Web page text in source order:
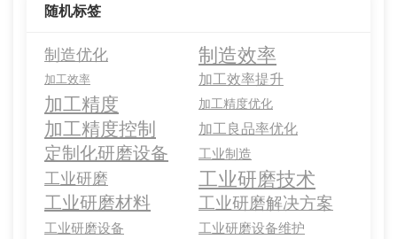
随机标签
制造优化 制造效率
加工效率 加工效率提升
加工精度 加工精度优化
加工精度控制 加工良品率优化
定制化研磨设备 工业制造
工业研磨 工业研磨技术
工业研磨材料 工业研磨解决方案
工业研磨设备 工业研磨设备维护